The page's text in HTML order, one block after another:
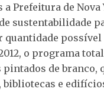
a Prefeitura de
sustentabilidade
quantidade possível
o programa
pintados de branco,
bibliotecas e